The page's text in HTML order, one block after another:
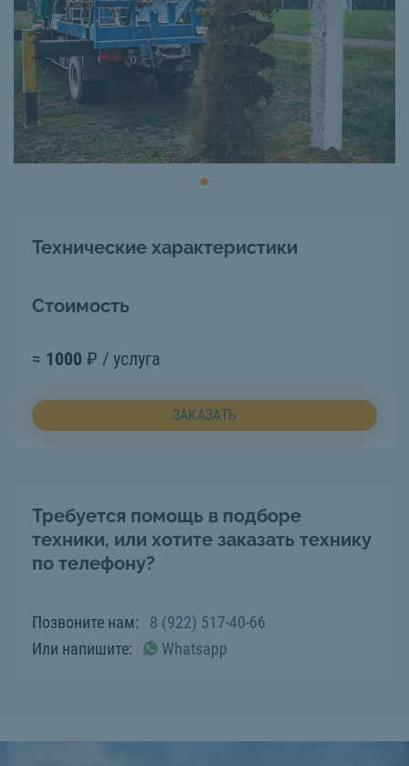
Технические характеристики
Стоимость
≈ 1000 ₽ / услуга
ЗАКАЗАТЬ
Требуется помощь в подборе
техники, или хотите заказать технику
по телефону?
Позвоните нам:
8 (922) 517-40-66
Или напишите:
Whatsapp